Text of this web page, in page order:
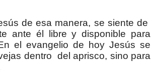
de esa manera, se siente de
ante él libre y disponible para
el evangelio de hoy Jesús se
dentro del aprisco, sino para